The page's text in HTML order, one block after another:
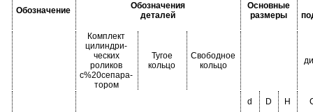
Обозначение
Обозначения
деталей
Основные
размеры
Комплект
цилиндри-
ческих
роликов
с%20сепара-
тором
Тугое
кольцо
Свободное
кольцо
d D H